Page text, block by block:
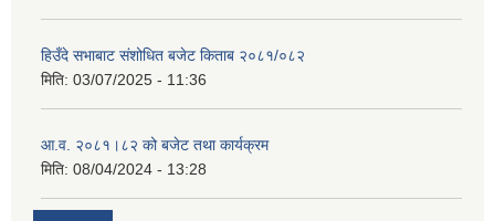
हिउँदे सभाबाट संशोधित बजेट किताब २०८१/०८२
मिति: 03/07/2025 - 11:36
आ.व. २०८१।८२ को बजेट तथा कार्यक्रम
मिति: 08/04/2024 - 13:28